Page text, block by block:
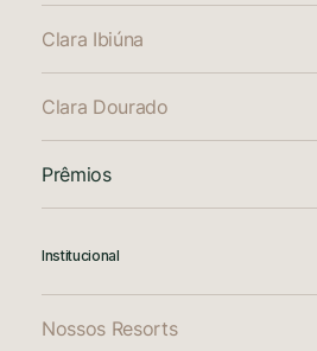
Clara Ibiúna
Clara Dourado
Prêmios
Institucional
Nossos Resorts